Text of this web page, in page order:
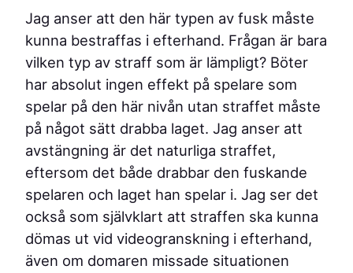
Jag anser att den här typen av fusk måste
kunna bestraffas i efterhand. Frågan är bara
vilken typ av straff som är lämpligt? Böter
har absolut ingen effekt på spelare som
spelar på den här nivån utan straffet måste
på något sätt drabba laget. Jag anser att
avstängning är det naturliga straffet,
eftersom det både drabbar den fuskande
spelaren och laget han spelar i. Jag ser det
också som självklart att straffen ska kunna
dömas ut vid videogranskning i efterhand,
även om domaren missade situationen